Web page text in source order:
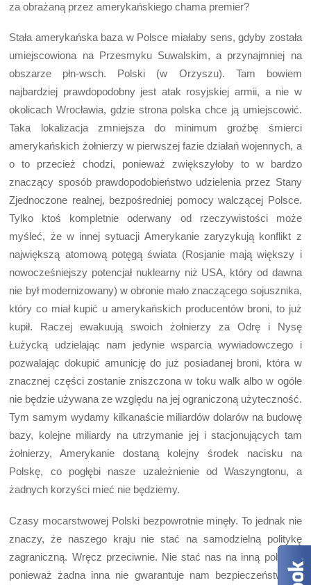
za obrażaną przez amerykańskiego chama premier?
Stała amerykańska baza w Polsce miałaby sens, gdyby została
umiejscowiona na Przesmyku Suwalskim, a przynajmniej na
obszarze płn-wsch. Polski (w Orzyszu). Tam bowiem
najbardziej prawdopodobny jest atak rosyjskiej armii, a nie w
okolicach Wrocławia, gdzie strona polska chce ją umiejscowić.
Taka lokalizacja zmniejsza do minimum groźbę śmierci
amerykańskich żołnierzy w pierwszej fazie działań wojennych, a
o to przecież chodzi, ponieważ zwiększyłoby to w bardzo
znaczący sposób prawdopodobieństwo udzielenia przez Stany
Zjednoczone realnej, bezpośredniej pomocy walczącej Polsce.
Tylko ktoś kompletnie oderwany od rzeczywistości może
myśleć, że w innej sytuacji Amerykanie zaryzykują konflikt z
największą atomową potęgą świata (Rosjanie mają większy i
nowocześniejszy potencjał nuklearny niż USA, który od dawna
nie był modernizowany) w obronie mało znaczącego sojusznika,
który co miał kupić u amerykańskich producentów broni, to już
kupił. Raczej ewakuują swoich żołnierzy za Odrę i Nysę
Łużycką udzielając nam jedynie wsparcia wywiadowczego i
pozwalając dokupić amunicję do już posiadanej broni, która w
znacznej części zostanie zniszczona w toku walk albo w ogóle
nie będzie używana ze względu na jej ograniczoną użyteczność.
Tym samym wydamy kilkanaście miliardów dolarów na budowę
bazy, kolejne miliardy na utrzymanie jej i stacjonujących tam
żołnierzy, Amerykanie dostaną kolejny środek nacisku na
Polskę, co pogłębi nasze uzależnienie od Waszyngtonu, a
żadnych korzyści mieć nie będziemy.
Czasy mocarstwowej Polski bezpowrotnie minęły. To jednak nie
znaczy, że naszego kraju nie stać na samodzielną politykę
zagraniczną. Wręcz przeciwnie. Nie stać nas na inną politykę,
ponieważ żadna inna nie gwarantuje nam bezpieczeństwa w